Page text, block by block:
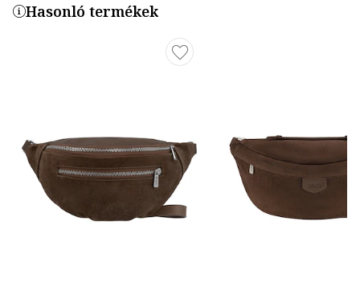
Hasonló termékek